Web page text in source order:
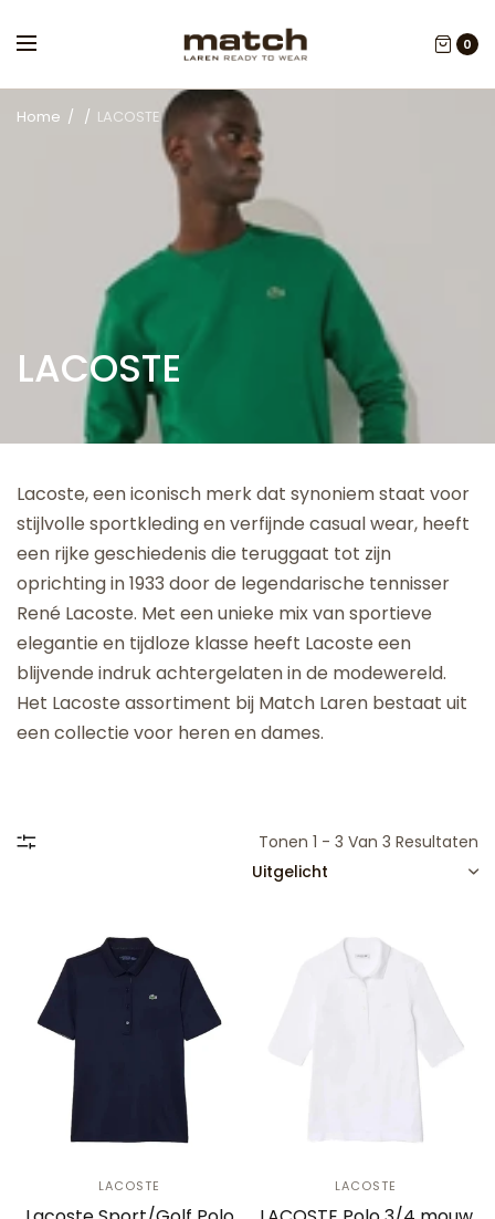
0
Home / / LACOSTE
LACOSTE
Lacoste, een iconisch merk dat synoniem staat voor
stijlvolle sportkleding en verfijnde casual wear, heeft
een rijke geschiedenis die teruggaat tot zijn
oprichting in 1933 door de legendarische tennisser
René Lacoste. Met een unieke mix van sportieve
elegantie en tijdloze klasse heeft Lacoste een
blijvende indruk achtergelaten in de modewereld.
Het Lacoste assortiment bij Match Laren bestaat uit
een collectie voor heren en dames.
Tonen 1 - 3 Van 3 Resultaten
LACOSTE LACOSTE